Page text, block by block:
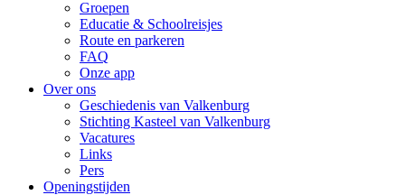
Groepen
Educatie & Schoolreisjes
Route en parkeren
FAQ
Onze app
Over ons
Geschiedenis van Valkenburg
Stichting Kasteel van Valkenburg
Vacatures
Links
Pers
Openingstijden